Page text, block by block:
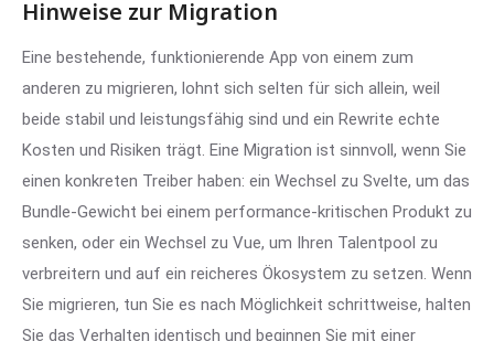
Hinweise zur Migration
Eine bestehende, funktionierende App von einem zum
anderen zu migrieren, lohnt sich selten für sich allein, weil
beide stabil und leistungsfähig sind und ein Rewrite echte
Kosten und Risiken trägt. Eine Migration ist sinnvoll, wenn Sie
einen konkreten Treiber haben: ein Wechsel zu Svelte, um das
Bundle-Gewicht bei einem performance-kritischen Produkt zu
senken, oder ein Wechsel zu Vue, um Ihren Talentpool zu
verbreitern und auf ein reicheres Ökosystem zu setzen. Wenn
Sie migrieren, tun Sie es nach Möglichkeit schrittweise, halten
Sie das Verhalten identisch und beginnen Sie mit einer